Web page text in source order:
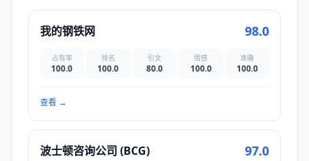
我的钢铁网 98.0
占有率
100.0
排名
100.0
引文
80.0
情感
100.0
准确
100.0
查看 →
波士顿咨询公司 (BCG) 97.0